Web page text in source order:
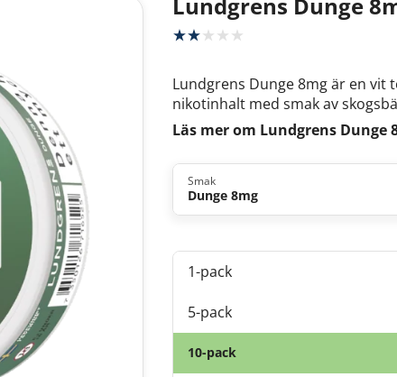
Lundgrens Dunge 8mg är en
nikotinhalt med smak av
Läs mer om Lundgrens Dunge
Smak
Dunge 8mg
1-pack
5-pack
10-pack